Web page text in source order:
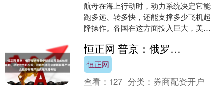
航母在海上行动时，动力系统决定它能
跑多远、转多快，还能支撑多少飞机起
降操作。各国在这方面投入巨大，美国
式锅炉维持基本运转，中国....
恒正网 普京：俄罗斯始终是伊朗忠实可靠的伙伴，向伊朗最高领袖、总统致节日祝贺，祝愿当地民众能够有尊严地克服艰难考验
恒正网
查看： 127 分类： 券商配资开户